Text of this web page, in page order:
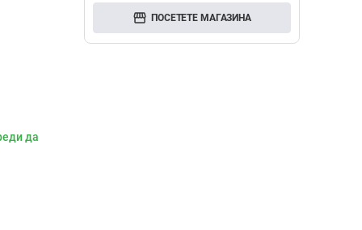
да
storefront ПОСЕТЕТЕ МАГАЗИНА